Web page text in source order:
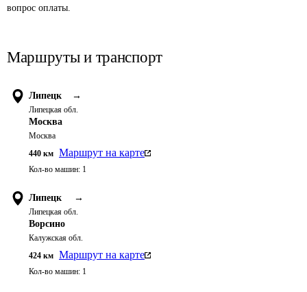
вопрос оплаты.
Маршруты и транспорт
Липецк →
Липецкая обл.
Москва
Москва
440 км Маршрут на карте
Кол-во машин: 1
Липецк →
Липецкая обл.
Ворсино
Калужская обл.
424 км Маршрут на карте
Кол-во машин: 1